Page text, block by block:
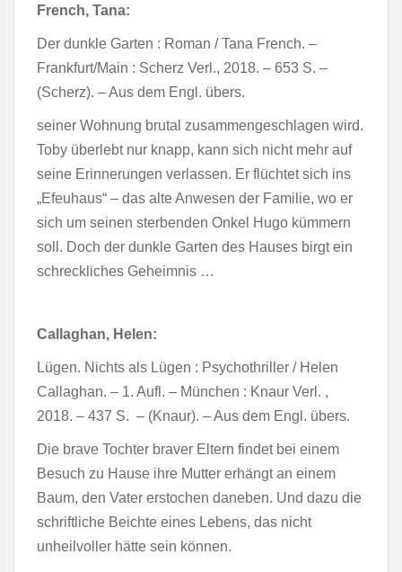
French, Tana:
Der dunkle Garten : Roman / Tana French. –
Frankfurt/Main : Scherz Verl., 2018. – 653 S. –
(Scherz). – Aus dem Engl. übers.
seiner Wohnung brutal zusammengeschlagen wird.
Toby überlebt nur knapp, kann sich nicht mehr auf
seine Erinnerungen verlassen. Er flüchtet sich ins
„Efeuhaus“ – das alte Anwesen der Familie, wo er
sich um seinen sterbenden Onkel Hugo kümmern
soll. Doch der dunkle Garten des Hauses birgt ein
schreckliches Geheimnis …
Callaghan, Helen:
Lügen. Nichts als Lügen : Psychothriller / Helen
Callaghan. – 1. Aufl. – München : Knaur Verl. ,
2018. – 437 S. – (Knaur). – Aus dem Engl. übers.
Die brave Tochter braver Eltern findet bei einem
Besuch zu Hause ihre Mutter erhängt an einem
Baum, den Vater erstochen daneben. Und dazu die
schriftliche Beichte eines Lebens, das nicht
unheilvoller hätte sein können.